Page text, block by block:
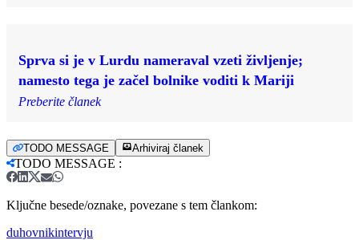
Sprva si je v Lurdu nameraval vzeti življenje;
namesto tega je začel bolnike voditi k Mariji
Preberite članek
TODO MESSAGE Arhiviraj članek
TODO MESSAGE :
Ključne besede/oznake, povezane s tem člankom:
duhovnikintervju